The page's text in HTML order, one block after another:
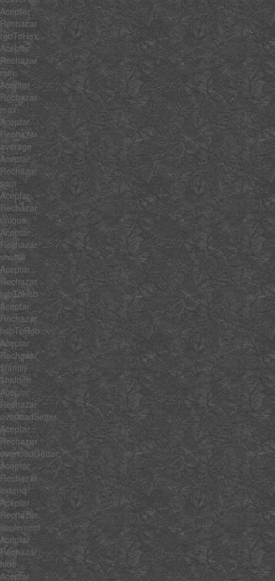
Aceptar
Rechazar
rgbToHex
Aceptar
Rechazar
min
Aceptar
Rechazar
max
Aceptar
Rechazar
average
Aceptar
Rechazar
sum
Aceptar
Rechazar
unique
Aceptar
Rechazar
shuffle
Aceptar
Rechazar
rgbToHsb
Aceptar
Rechazar
hsbToRgb
Aceptar
Rechazar
$family
$hidden
Aceptar
Rechazar
overloadSetter
Aceptar
Rechazar
overloadGetter
Aceptar
Rechazar
extend
Aceptar
Rechazar
implement
Aceptar
Rechazar
hide
Aceptar